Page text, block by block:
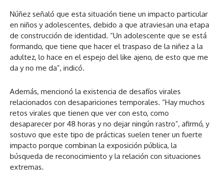
Núñez señaló que esta situación tiene un impacto particular
en niños y adolescentes, debido a que atraviesan una etapa
de construcción de identidad. “Un adolescente que se está
formando, que tiene que hacer el traspaso de la niñez a la
adultez, lo hace en el espejo del like ajeno, de esto que me
da y no me da”, indicó.
Además, mencionó la existencia de desafíos virales
relacionados con desapariciones temporales. “Hay muchos
retos virales que tienen que ver con esto, como
desaparecer por 48 horas y no dejar ningún rastro”, afirmó, y
sostuvo que este tipo de prácticas suelen tener un fuerte
impacto porque combinan la exposición pública, la
búsqueda de reconocimiento y la relación con situaciones
extremas.